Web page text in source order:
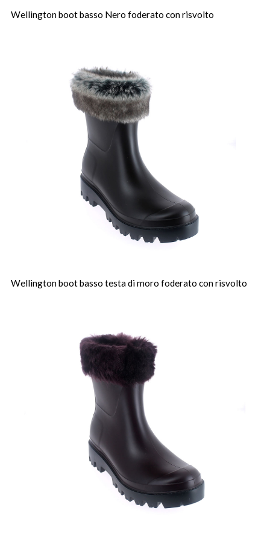
Wellington boot basso Nero foderato con risvolto
Wellington boot basso testa di moro foderato con risvolto